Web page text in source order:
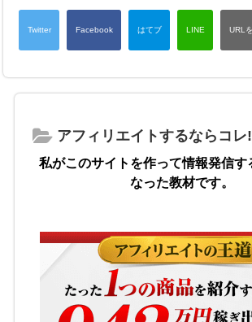
アフィリエイトするならコレ
私がこのサイトを作って情報発信す
なった教材です。